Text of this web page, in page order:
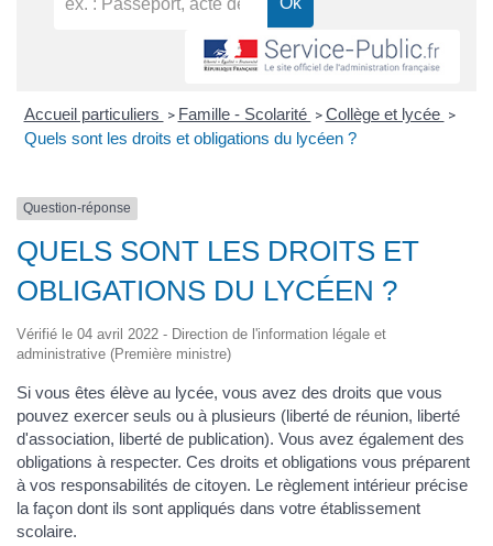
Accueil particuliers > Famille - Scolarité > Collège et lycée >
Quels sont les droits et obligations du lycéen ?
Question-réponse
QUELS SONT LES DROITS ET
OBLIGATIONS DU LYCÉEN ?
Vérifié le 04 avril 2022 - Direction de l'information légale et
administrative (Première ministre)
Si vous êtes élève au lycée, vous avez des droits que vous
pouvez exercer seuls ou à plusieurs (liberté de réunion, liberté
d'association, liberté de publication). Vous avez également des
obligations à respecter. Ces droits et obligations vous préparent
à vos responsabilités de citoyen. Le règlement intérieur précise
la façon dont ils sont appliqués dans votre établissement
scolaire.